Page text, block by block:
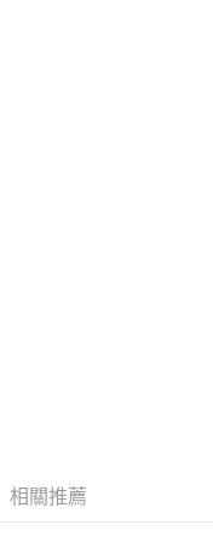
即使用無須另外申請。
自動跳轉到大哥付的交易
截止日，確認付款後即完
易確認頁面所載為準。
未通過，訂單將自動取
付你分期系統評分，恕無
簡稱本公司）所提供，讓
交易完成。
相關推薦